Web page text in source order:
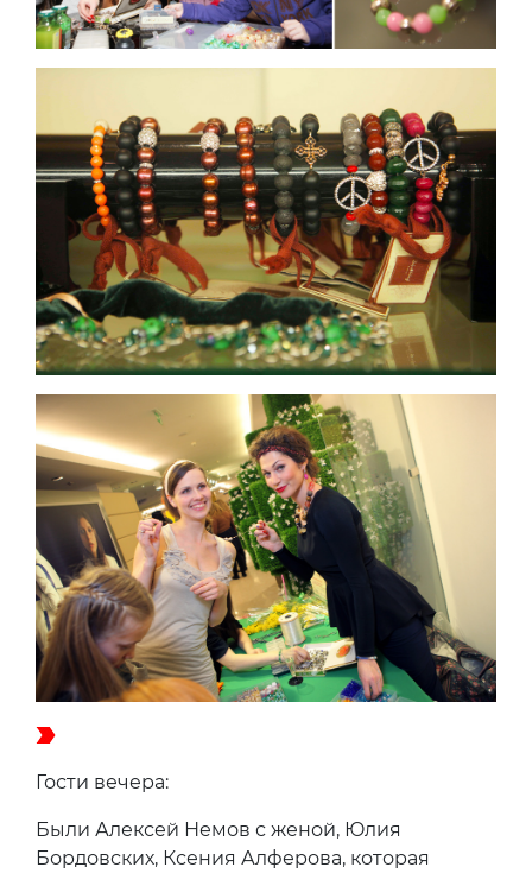
Гости вечера:
Были Алексей Немов с женой, Юлия
Бордовских, Ксения Алферова, которая